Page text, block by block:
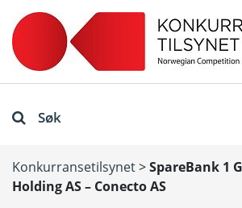
Søk
Konkurransetilsynet>SpareBank 1
Holding AS – Conecto AS